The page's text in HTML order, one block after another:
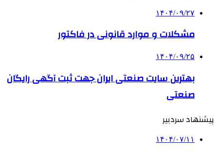
۱۴۰۴/۰۹/۲۷
مشکلات و موارد قانونی در فاکتور
۱۴۰۴/۰۹/۲۵
بهترین ‌سایت صنعتی ایران جهت ثبت آگهی رایگان
صنعتی
پیشنهاد سردبیر
۱۴۰۴/۰۷/۱۱